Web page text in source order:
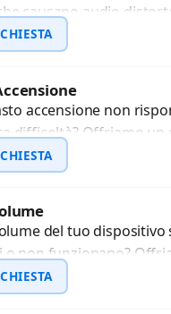
WhatsApp
causano audio
assente. Utilizziamo
garantiti per 3...
Richiedi Preventivo
WhatsApp
accensione non
difficoltà? Offriamo un
di riparazione o
utilizzando
Richiedi Preventivo
WhatsApp
del tuo dispositivo
o non funzionano?
di riparazione o